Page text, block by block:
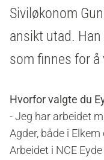
Siviløkonom
ansikt utad.
som finnes for å
Hvorfor valgte du
- Jeg har arbeidet
Agder, både i
Arbeidet i NCE